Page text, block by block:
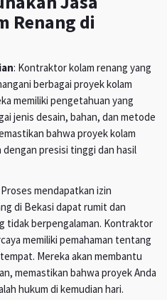
Renang di
: Kontraktor kolam renang yang
berbagai proyek kolam
memiliki pengetahuan yang
jenis desain, bahan, dan metode
bahwa proyek kolam
dengan presisi tinggi dan hasil
mendapatkan izin
di Bekasi dapat rumit dan
tidak berpengalaman. Kontraktor
memiliki pemahaman tentang
Mereka akan membantu
memastikan bahwa proyek Anda
hukum di kemudian hari.